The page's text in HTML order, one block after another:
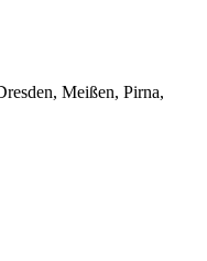
Meißen, Pirna,